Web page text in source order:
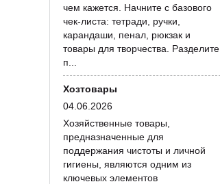
чем кажется. Начните с базового
чек-листа: тетради, ручки,
карандаши, пенал, рюкзак и
товары для творчества. Разделите
п...
Хозтовары
04.06.2026
Хозяйственные товары,
предназначенные для
поддержания чистоты и личной
гигиены, являются одним из
ключевых элементов